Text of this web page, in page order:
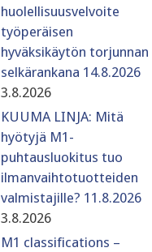
huolellisuusvelvoite
työperäisen
hyväksikäytön torjunnan
selkärankana 14.8.2026
3.8.2026
KUUMA LINJA: Mitä
hyötyjä M1-
puhtausluokitus tuo
ilmanvaihtotuotteiden
valmistajille? 11.8.2026
3.8.2026
M1 classifications –